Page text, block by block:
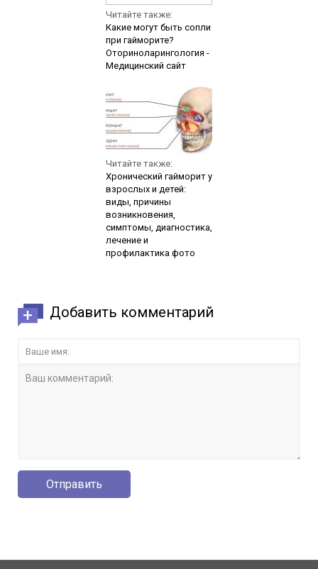
Читайте также:
Какие могут быть сопли
при гайморите?
Оториноларингология -
Медицинский сайт
Читайте также:
Хронический гайморит у
взрослых и детей:
виды, причины
возникновения,
симптомы, диагностика,
лечение и
профилактика фото
Добавить комментарий